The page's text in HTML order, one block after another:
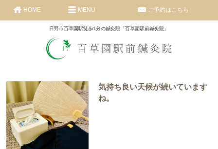
日野市百草園駅徒歩1分の鍼灸院「百草園駅前鍼灸院」
HOME ご予約はこちら
MENU
気持ち良い天候が続いています
ね。